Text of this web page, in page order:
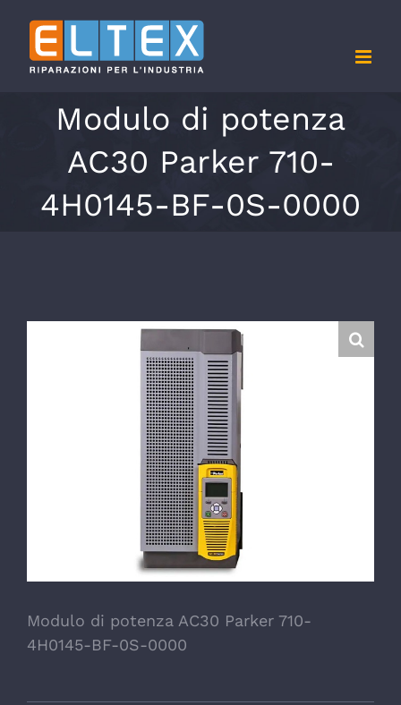
contenuto
Modulo di potenza
AC30 Parker 710-
4H0145-BF-0S-0000
Modulo di potenza AC30 Parker 710-
4H0145-BF-0S-0000